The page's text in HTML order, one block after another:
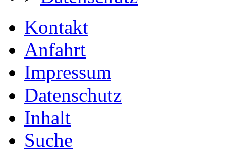
Kontakt
Anfahrt
Impressum
Datenschutz
Inhalt
Suche